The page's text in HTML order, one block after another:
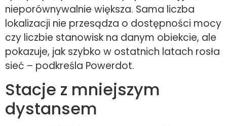
nieporównywalnie większa. Sama liczba
lokalizacji nie przesądza o dostępności mocy
czy liczbie stanowisk na danym obiekcie, ale
pokazuje, jak szybko w ostatnich latach rosła
sieć – podkreśla Powerdot.
Stacje z mniejszym
dystansem